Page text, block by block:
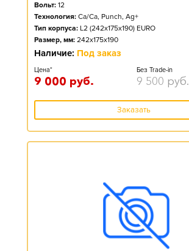
Вольт: 12
Технология: Ca/Ca, Punch, Ag+
Тип корпуса: L2 (242x175x190) EURO
Размер, мм: 242x175x190
Наличие: Под заказ
Цена*
9 000 руб.
Без Trade-in
9 500 руб.
Заказать